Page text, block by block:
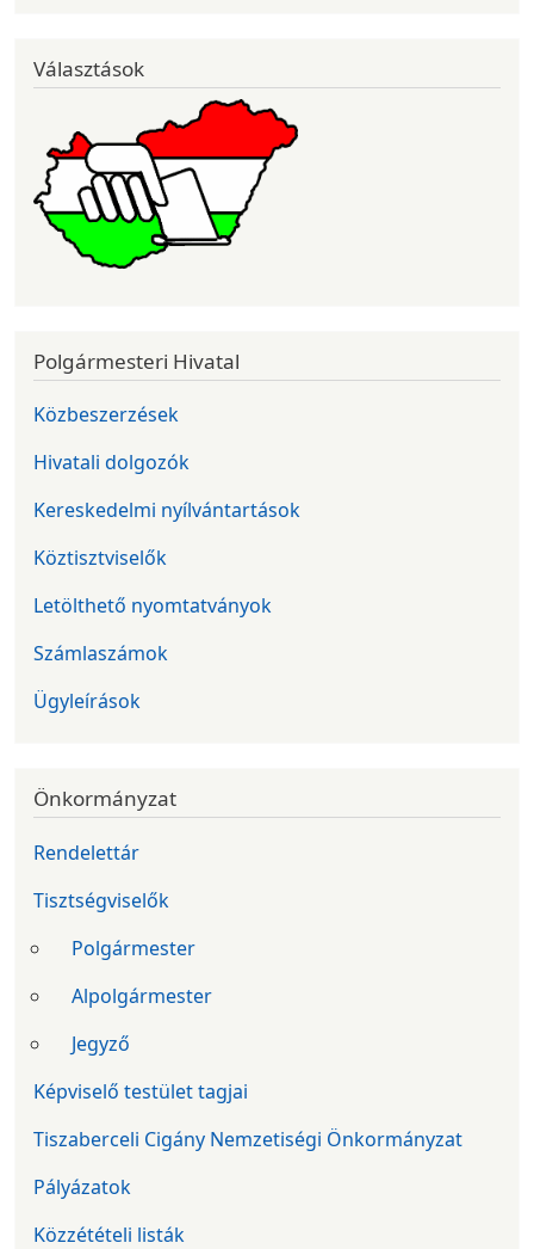
Választások
Polgármesteri Hivatal
Közbeszerzések
Hivatali dolgozók
Kereskedelmi nyílvántartások
Köztisztviselők
Letölthető nyomtatványok
Számlaszámok
Ügyleírások
Önkormányzat
Rendelettár
Tisztségviselők
Polgármester
Alpolgármester
Jegyző
Képviselő testület tagjai
Tiszaberceli Cigány Nemzetiségi Önkormányzat
Pályázatok
Közzétételi listák